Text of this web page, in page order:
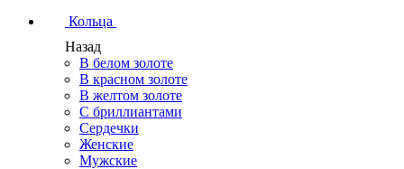
Кольца
Назад
В белом золоте
В красном золоте
В желтом золоте
С бриллиантами
Сердечки
Женские
Мужские